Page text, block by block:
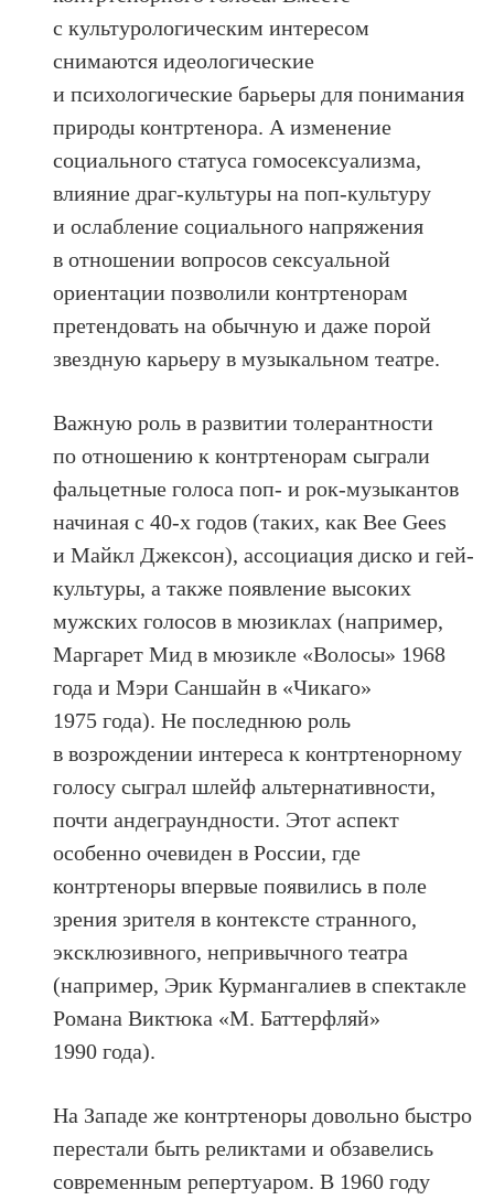
с культурологическим интересом
снимаются идеологические
и психологические барьеры для понимания
природы контртенора. А изменение
социального статуса гомосексуализма,
влияние драг-культуры на поп-культуру
и ослабление социального напряжения
в отношении вопросов сексуальной
ориентации позволили контртенорам
претендовать на обычную и даже порой
звездную карьеру в музыкальном театре.
Важную роль в развитии толерантности
по отношению к контртенорам сыграли
фальцетные голоса поп- и рок-музыкантов
начиная с 40-х годов (таких, как Bee Gees
и Майкл Джексон), ассоциация диско и гей-
культуры, а также появление высоких
мужских голосов в мюзиклах (например,
Маргарет Мид в мюзикле «Волосы» 1968
года и Мэри Саншайн в «Чикаго»
1975 года). Не последнюю роль
в возрождении интереса к контртенорному
голосу сыграл шлейф альтернативности,
почти андеграундности. Этот аспект
особенно очевиден в России, где
контртеноры впервые появились в поле
зрения зрителя в контексте странного,
эксклюзивного, непривычного театра
(например, Эрик Курмангалиев в спектакле
Романа Виктюка «М. Баттерфляй»
1990 года).
На Западе же контртеноры довольно быстро
перестали быть реликтами и обзавелись
современным репертуаром. В 1960 году